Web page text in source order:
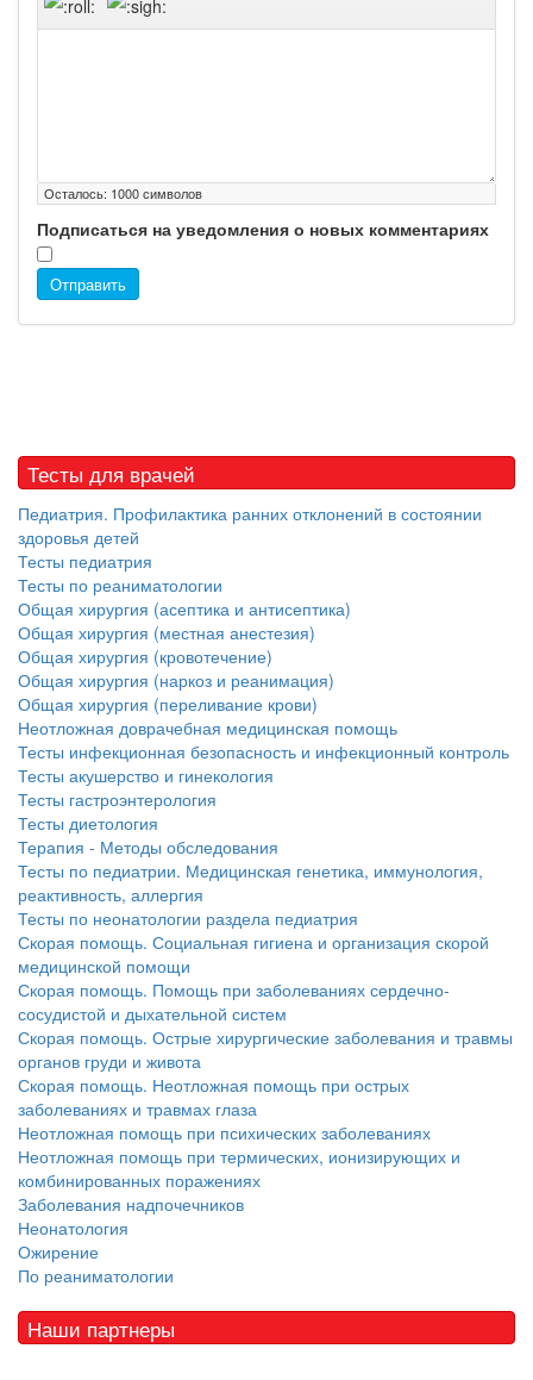
Осталось: 1000символов
Подписаться на уведомления о новых комментариях
Отправить
Тесты для врачей
Педиатрия. Профилактика ранних отклонений в состоянии
здоровья детей
Тесты педиатрия
Тесты по реаниматологии
Общая хирургия (асептика и антисептика)
Общая хирургия (местная анестезия)
Общая хирургия (кровотечение)
Общая хирургия (наркоз и реанимация)
Общая хирургия (переливание крови)
Неотложная доврачебная медицинская помощь
Тесты инфекционная безопасность и инфекционный контроль
Тесты акушерство и гинекология
Тесты гастроэнтерология
Тесты диетология
Терапия - Методы обследования
Тесты по педиатрии. Медицинская генетика, иммунология,
реактивность, аллергия
Тесты по неонатологии раздела педиатрия
Скорая помощь. Социальная гигиена и организация скорой
медицинской помощи
Скорая помощь. Помощь при заболеваниях сердечно-
сосудистой и дыхательной систем
Скорая помощь. Острые хирургические заболевания и травмы
органов груди и живота
Скорая помощь. Неотложная помощь при острых
заболеваниях и травмах глаза
Неотложная помощь при психических заболеваниях
Неотложная помощь при термических, ионизирующих и
комбинированных поражениях
Заболевания надпочечников
Неонатология
Ожирение
По реаниматологии
Наши партнеры